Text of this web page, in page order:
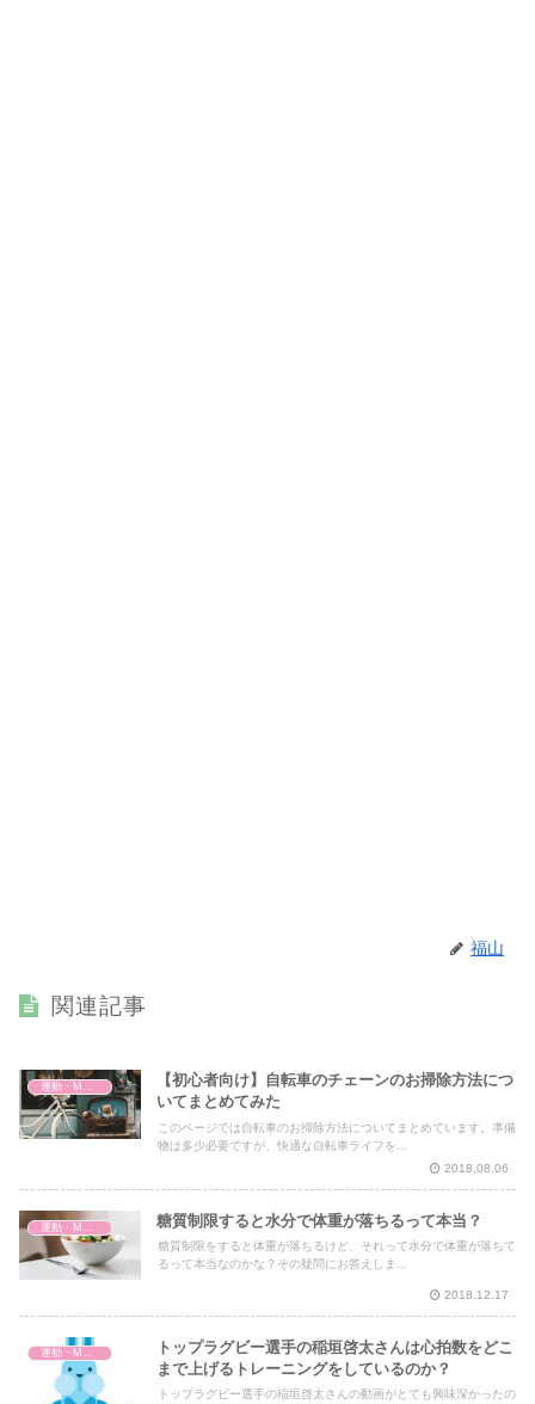
福山
関連記事
【初心者向け】自転車のチェーンのお掃除方法につ
いてまとめてみた
このページでは自転車のお掃除方法についてまとめています。準備
物は多少必要ですが、快適な自転車ライフを...
2018.08.06
糖質制限すると水分で体重が落ちるって本当？
糖質制限をすると体重が落ちるけど、それって水分で体重が落ちて
るって本当なのかな？その疑問にお答えしま...
2018.12.17
運動・MMA・身体づくり
トップラグビー選手の稲垣啓太さんは心拍数をどこ
まで上げるトレーニングをしているのか？
トップラグビー選手の稲垣啓太さんの動画がとても興味深かったの